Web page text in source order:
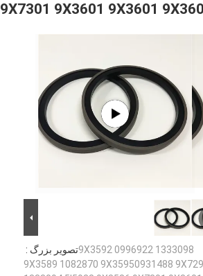
9X3601 9X3601
تصویر بزرگ :1333098 0996922 9X3592
9X3589 1082870 9X35950931488